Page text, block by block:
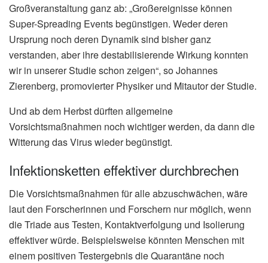
Großveranstaltung ganz ab: „Großereignisse können
Super-Spreading Events begünstigen. Weder deren
Ursprung noch deren Dynamik sind bisher ganz
verstanden, aber ihre destabilisierende Wirkung konnten
wir in unserer Studie schon zeigen“, so Johannes
Zierenberg, promovierter Physiker und Mitautor der Studie.
Und ab dem Herbst dürften allgemeine
Vorsichtsmaßnahmen noch wichtiger werden, da dann die
Witterung das Virus wieder begünstigt.
Infektionsketten effektiver durchbrechen
Die Vorsichtsmaßnahmen für alle abzuschwächen, wäre
laut den Forscherinnen und Forschern nur möglich, wenn
die Triade aus Testen, Kontaktverfolgung und Isolierung
effektiver würde. Beispielsweise könnten Menschen mit
einem positiven Testergebnis die Quarantäne noch